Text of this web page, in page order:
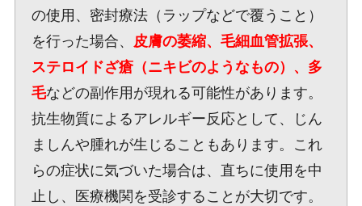
の使用、密封療法（ラップなどで覆うこと）
を行った場合、 皮膚の萎縮、毛細血管拡張、
ステロイドざ瘡（ニキビのようなもの）、多
毛などの副作用が現れる可能性があります。
抗生物質によるアレルギー反応として、じん
ましんや腫れが生じることもあります。これ
らの症状に気づいた場合は、直ちに使用を中
止し、医療機関を受診することが大切です。